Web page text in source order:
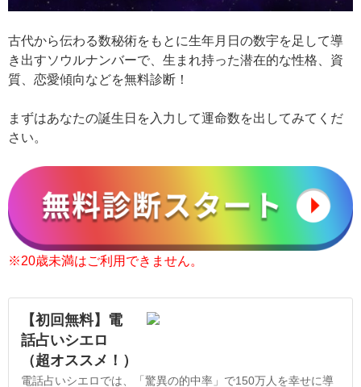
古代から伝わる数秘術をもとに生年月日の数宇を足して導
き出すソウルナンバーで、生まれ持った潜在的な性格、資
質、恋愛傾向などを無料診断！
まずはあなたの誕生日を入力して運命数を出してみてくだ
さい。
※20歳未満はご利用できません。
【初回無料】電
話占いシエロ
（超オススメ！）
電話占いシエロでは、「驚異の的中率」で150万人を幸せに導